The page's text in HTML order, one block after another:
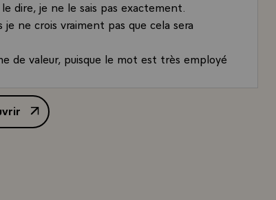
dire, je ne le sais pas exactement.
ne crois vraiment pas que cela sera
de valeur, puisque le mot est très employé
la même thèse, moi je continue sur la
que le respect des autres, que
d'inspirer la majorité des Français.\
de M. François Mitterrand, Président de